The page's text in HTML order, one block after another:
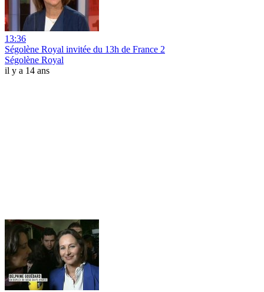
13:36
Ségolène Royal invitée du 13h de France 2
Ségolène Royal
il y a 14 ans